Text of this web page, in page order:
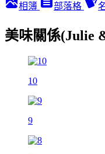
相簿 部落格
美味關係(Julie
10
9